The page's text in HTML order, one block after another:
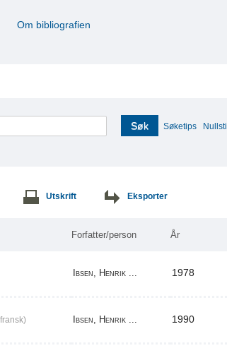
Om bibliografien
Søk Søketips Nullstill
Utskrift Eksporter
Forfatter/person År
Ibsen, Henrik ... 1978
Ibsen, Henrik ... 1990